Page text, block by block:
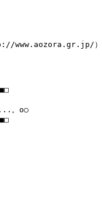
www.aozora.gr.jp/）